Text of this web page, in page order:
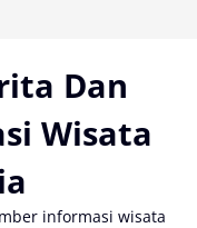
Dan
Wisata
informasi wisata